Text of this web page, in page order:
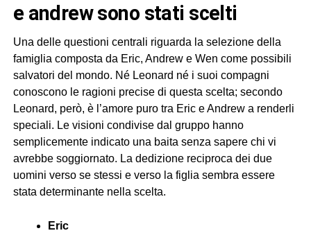
e andrew sono stati scelti
Una delle questioni centrali riguarda la selezione della
famiglia composta da Eric, Andrew e Wen come possibili
salvatori del mondo. Né Leonard né i suoi compagni
conoscono le ragioni precise di questa scelta; secondo
Leonard, però, è l’amore puro tra Eric e Andrew a renderli
speciali. Le visioni condivise dal gruppo hanno
semplicemente indicato una baita senza sapere chi vi
avrebbe soggiornato. La dedizione reciproca dei due
uomini verso se stessi e verso la figlia sembra essere
stata determinante nella scelta.
Eric